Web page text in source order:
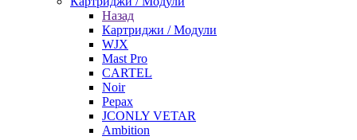
Назад
Картриджи / Модули
WJX
Mast Pro
CARTEL
Noir
Pepax
JCONLY VETAR
Ambition